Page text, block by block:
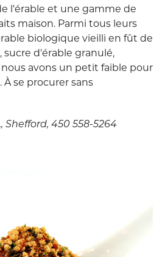
l'érable et une gamme de
maison. Parmi tous leurs
biologique vieilli en fût de
sucre d'érable granulé,
avons un petit faible pour
se procurer sans
Shefford, 450 558-5264